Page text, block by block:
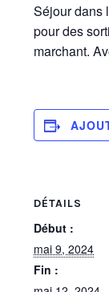
Séjour dans
pour des
marchant.
DÉTAILS
Début :
mai 9, 2024
Fin :